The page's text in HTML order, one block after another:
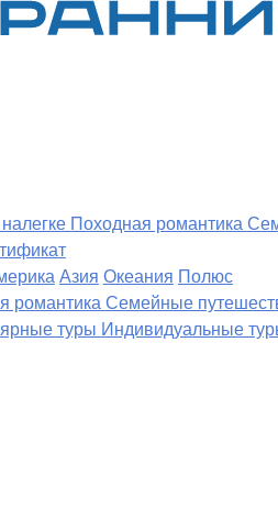
Походная романтика
Азия Океания Полюс
романтика Семейные
туры Индивидуальные